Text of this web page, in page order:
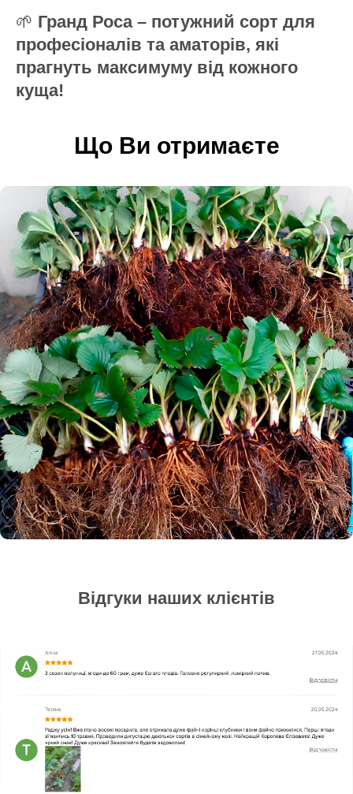
🌱 Гранд Роса – потужний сорт для
професіоналів та аматорів, які
прагнуть максимуму від кожного
куща!
Що Ви отримаєте
Відгуки наших клієнтів